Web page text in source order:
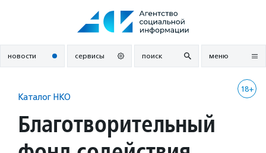
новости сервисы поиск меню
18+
Каталог НКО
Благотворительный